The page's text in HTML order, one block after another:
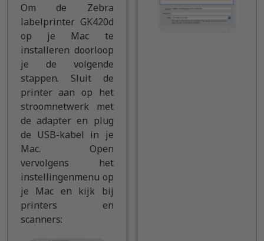
Om de Zebra
labelprinter GK420d
op je Mac te
installeren doorloop
je de volgende
stappen. Sluit de
printer aan op het
stroomnetwerk met
de adapter en plug
de USB-kabel in je
Mac. Open
vervolgens het
instellingenmenu op
je Mac en kijk bij
printers en
scanners: